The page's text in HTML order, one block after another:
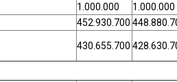
1.000.000
1.000.000
452.930.700
430.655.700